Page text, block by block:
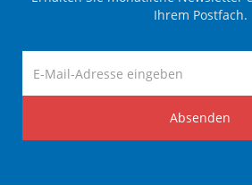
Ihrem Postfach.
Absenden